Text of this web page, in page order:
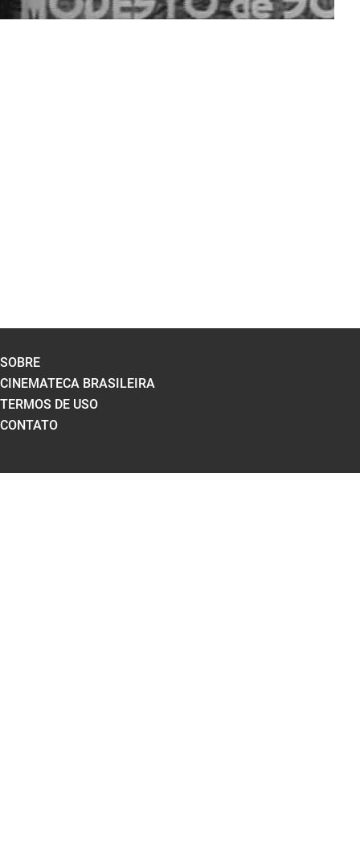
SOBRE
CINEMATECA BRASILEIRA
TERMOS DE USO
CONTATO